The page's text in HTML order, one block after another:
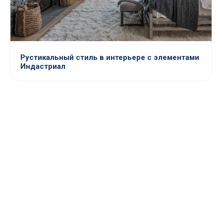
Рустикальный стиль в интерьере с элементами
Индастриал